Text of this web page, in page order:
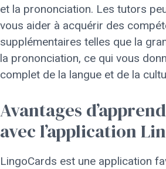
et la prononciation. Les tutors
vous aider à acquérir des
supplémentaires telles que la
la prononciation, ce qui vous
complet de la langue et de la
Avantages
avec l’application
LingoCards est une application